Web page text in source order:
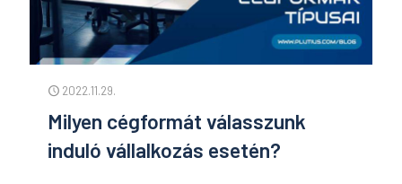
2022.11.29.
Milyen cégformát válasszunk
induló vállalkozás esetén?